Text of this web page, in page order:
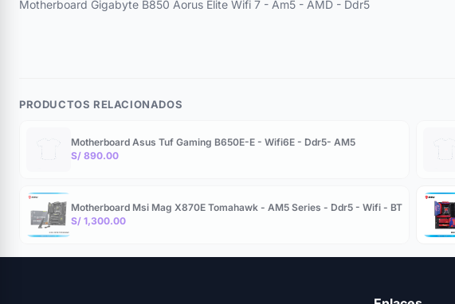
Motherboard Gigabyte B850 Aorus Elite Wifi 7 - Am5 - AMD - Ddr5
PRODUCTOS RELACIONADOS
Motherboard Asus Tuf Gaming B650E-E - Wifi6E - Ddr5- AM5
S/ 890.00
Motherboard Msi Mag X870E Tomahawk - AM5 Series - Ddr5 - Wifi - BT
S/ 1,300.00